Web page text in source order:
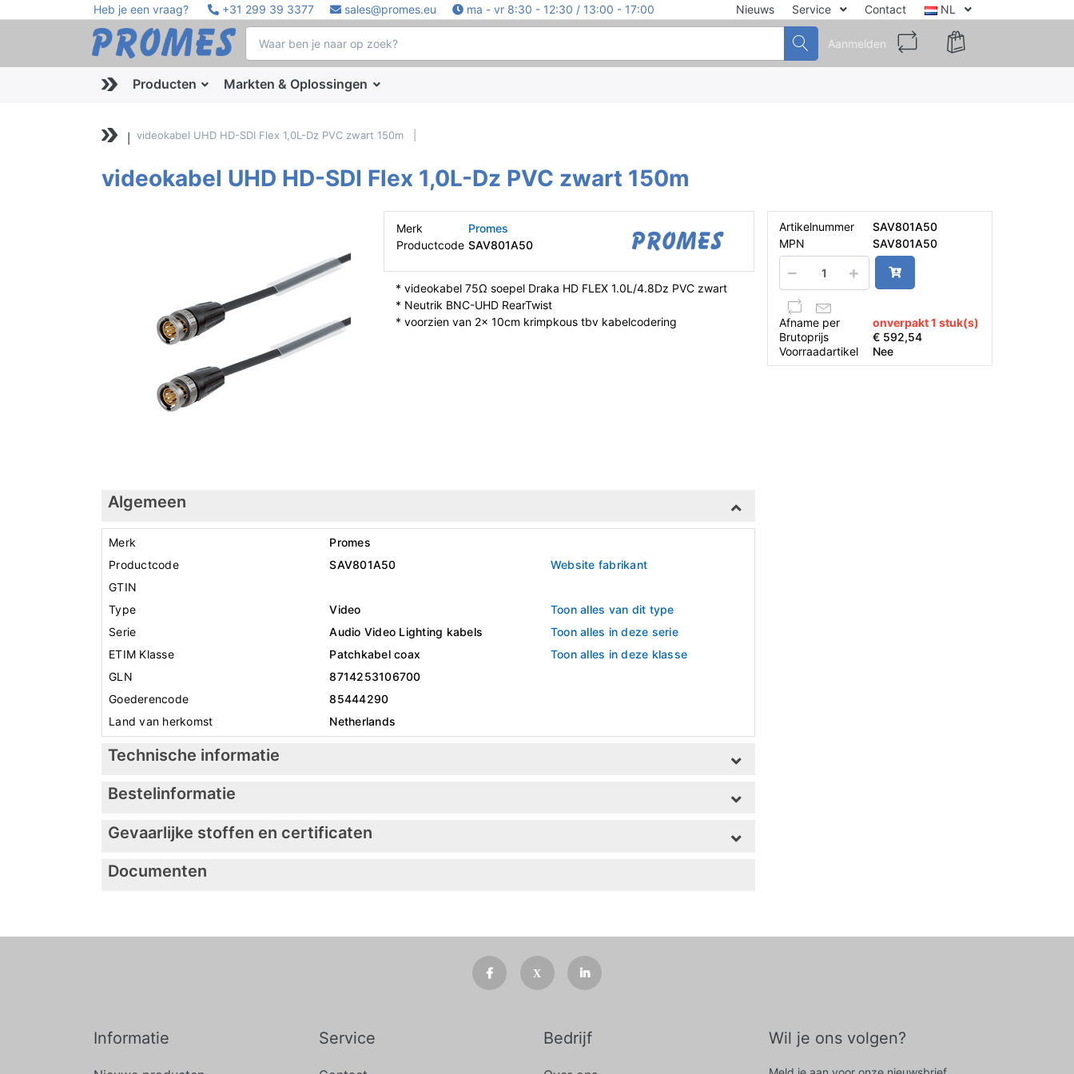
Heb je een vraag? +31 299 39 3377 sales@promes.eu ma - vr 8:30 - 12:30 / 13:00 - 17:00 Nieuws Service Contact NL
Aanmelden
Producten Markten & Oplossingen
videokabel UHD HD-SDI Flex 1,0L-Dz PVC zwart 150m
videokabel UHD HD-SDI Flex 1,0L-Dz PVC zwart 150m
Merk
Promes
Productcode SAV801A50
* videokabel 75Ω soepel Draka HD FLEX 1.0L/4.8Dz PVC zwart
* Neutrik BNC-UHD RearTwist
* voorzien van 2x 10cm krimpkous tbv kabelcodering
Algemeen
Merk
Promes
Productcode
SAV801A50
Website fabrikant
GTIN
Type
Video
Toon alles van dit type
Serie
Audio Video Lighting kabels
Toon alles in deze serie
ETIM Klasse
Patchkabel coax
Toon alles in deze klasse
GLN
8714253106700
Goederencode
85444290
Land van herkomst
Netherlands
Technische informatie
Bestelinformatie
Gevaarlijke stoffen en certificaten
Documenten
Artikelnummer
SAV801A50
MPN
SAV801A50
Afname per
onverpakt 1 stuk(s)
Brutoprijs
€ 592,54
Voorraadartikel
Nee
Informatie Service Bedrijf Wil je ons volgen?